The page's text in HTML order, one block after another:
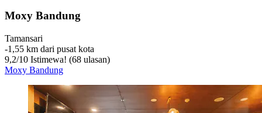
Moxy Bandung
Tamansari
‐1,55 km dari pusat kota
9,2/10 Istimewa! (68 ulasan)
Moxy Bandung